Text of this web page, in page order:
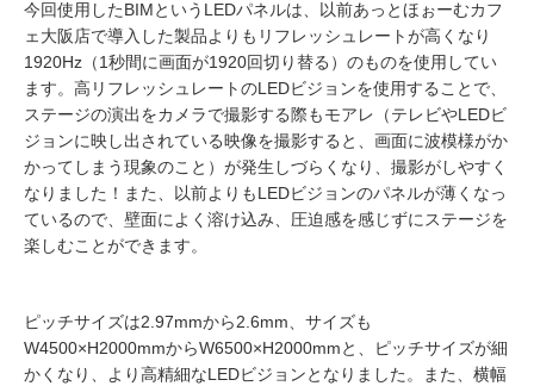
今回使用したBIMというLEDパネルは、以前あっとほぉーむカフ
ェ大阪店で導入した製品よりもリフレッシュレートが高くなり
1920Hz（1秒間に画面が1920回切り替る）のものを使用してい
ます。高リフレッシュレートのLEDビジョンを使用することで、
ステージの演出をカメラで撮影する際もモアレ（テレビやLEDビ
ジョンに映し出されている映像を撮影すると、画面に波模様がか
かってしまう現象のこと）が発生しづらくなり、撮影がしやすく
なりました！また、以前よりもLEDビジョンのパネルが薄くなっ
ているので、壁面によく溶け込み、圧迫感を感じずにステージを
楽しむことができます。
ピッチサイズは2.97mmから2.6mm、サイズも
W4500×H2000mmからW6500×H2000mmと、ピッチサイズが細
かくなり、より高精細なLEDビジョンとなりました。また、横幅